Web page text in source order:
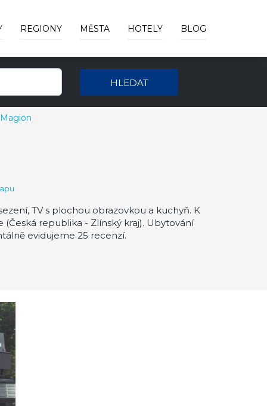
REGIONY MĚSTA HOTELY BLOG
HLEDAT
TV s plochou obrazovkou a kuchyň. K
republika - Zlínský kraj). Ubytování
evidujeme 25 recenzí.